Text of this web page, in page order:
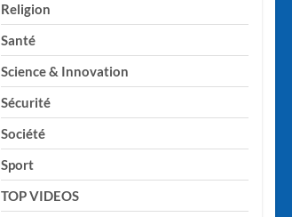
Religion
Santé
Science & Innovation
Sécurité
Société
Sport
TOP VIDEOS